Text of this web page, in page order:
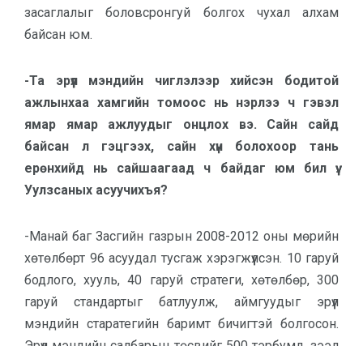
засаглалыг боловсронгуй болгох чухал алхам
байсан юм.
-Та эрүүл мэндийн чиглэлээр хийсэн бодитой
ажлынхаа хамгийн томоос нь нэрлээ ч гэвэл
ямар ямар ажлуудыг онцлох вэ. Сайн сайд
байсан л гэцгээх, сайн хүн болохоор тань
ерөнхийд нь сайшаагаад ч байдаг юм бил үү.
Уулзсаных асуучихъя?
-Манай баг Засгийн газрын 2008-2012 оны мөрийн
хөтөлбөрт 96 асуудал тусгаж хэрэгжүүлсэн. 10 гаруй
бодлого, хууль, 40 гаруй стратеги, хөтөлбөр, 300
гаруй стандартыг батлуулж, аймгуудыг эрүүл
мэндийн старатегийн баримт бичигтэй болгосон.